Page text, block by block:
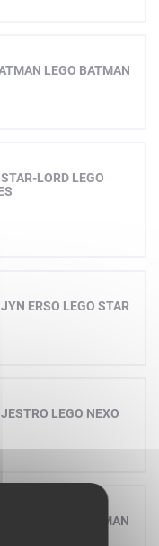
LEGO BATMAN
LORD LEGO
ERSO LEGO STAR
LEGO NEXO
LEGO BATMAN